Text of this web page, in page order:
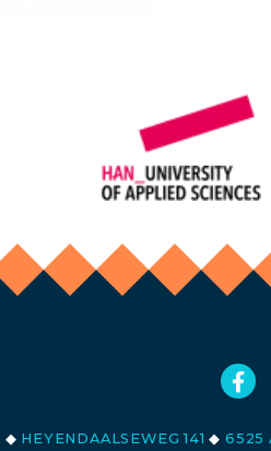
◆ HEYENDAALSEWEG 141◆ 6525